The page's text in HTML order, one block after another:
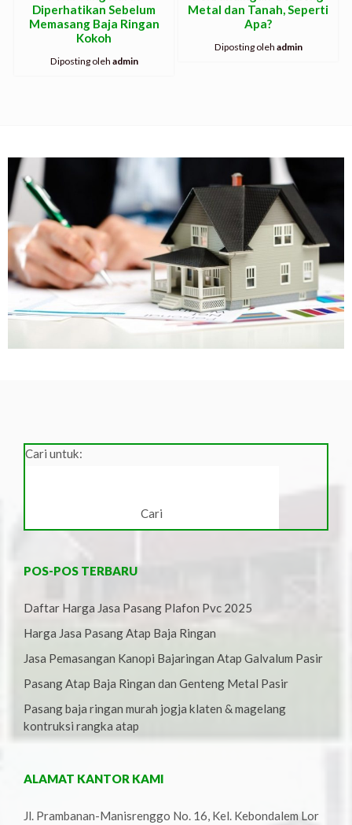
Diperhatikan Sebelum
Memasang Baja Ringan
Kokoh
Diposting oleh admin
Metal dan Tanah, Seperti
Apa?
Diposting oleh admin
Cari untuk:
POS-POS TERBARU
Daftar Harga Jasa Pasang Plafon Pvc 2025
Harga Jasa Pasang Atap Baja Ringan
Jasa Pemasangan Kanopi Bajaringan Atap Galvalum Pasir
Pasang Atap Baja Ringan dan Genteng Metal Pasir
Pasang baja ringan murah jogja klaten & magelang
kontruksi rangka atap
ALAMAT KANTOR KAMI
Jl. Prambanan-Manisrenggo No. 16, Kel. Kebondalem Lor